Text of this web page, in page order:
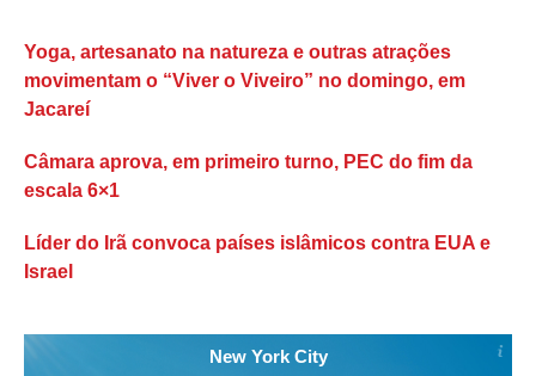
Yoga, artesanato na natureza e outras atrações
movimentam o “Viver o Viveiro” no domingo, em
Jacareí
Câmara aprova, em primeiro turno, PEC do fim da
escala 6×1
Líder do Irã convoca países islâmicos contra EUA e
Israel
New York City